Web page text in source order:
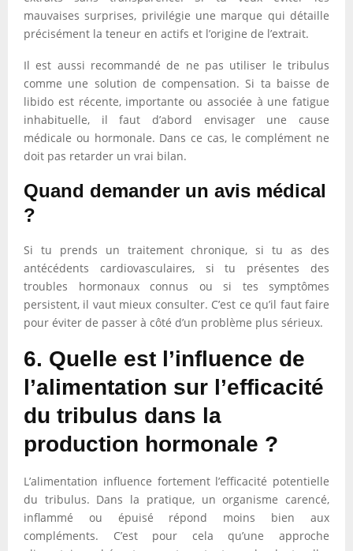
mauvaises surprises, privilégie une marque qui détaille
précisément la teneur en actifs et l’origine de l’extrait.
Il est aussi recommandé de ne pas utiliser le tribulus
comme une solution de compensation. Si ta baisse de
libido est récente, importante ou associée à une fatigue
inhabituelle, il faut d’abord envisager une cause
médicale ou hormonale. Dans ce cas, le complément ne
doit pas retarder un vrai bilan.
Quand demander un avis médical
?
Si tu prends un traitement chronique, si tu as des
antécédents cardiovasculaires, si tu présentes des
troubles hormonaux connus ou si tes symptômes
persistent, il vaut mieux consulter. C’est ce qu’il faut faire
pour éviter de passer à côté d’un problème plus sérieux.
6. Quelle est l’influence de
l’alimentation sur l’efficacité
du tribulus dans la
production hormonale ?
L’alimentation influence fortement l’efficacité potentielle
du tribulus. Dans la pratique, un organisme carencé,
inflammé ou épuisé répond moins bien aux
compléments. C’est pour cela qu’une approche